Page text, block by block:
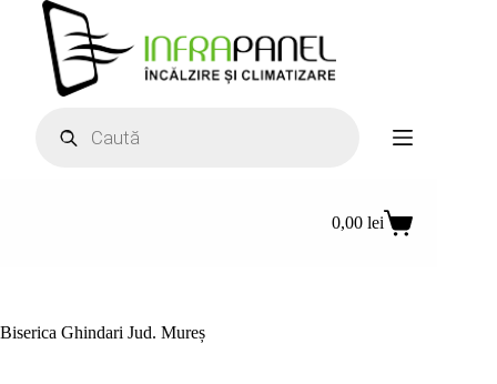
conținut
search
Coș
0,00 lei
Biserica Ghindari Jud. Mureș